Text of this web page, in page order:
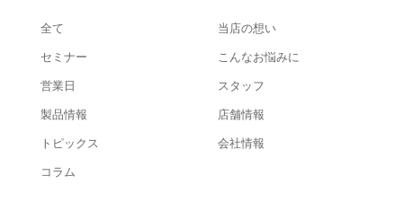
全て
セミナー
営業日
製品情報
トピックス
コラム
当店の想い
こんなお悩みに
スタッフ
店舗情報
会社情報